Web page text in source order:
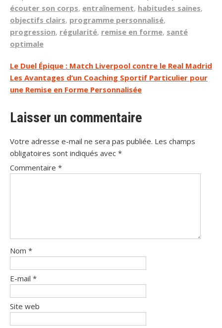
écouter son corps, entraînement, habitudes saines,
objectifs clairs, programme personnalisé,
progression, régularité, remise en forme, santé
optimale
Navigation
de
l’article
Le Duel Épique : Match Liverpool contre le Real Madrid
Les Avantages d’un Coaching Sportif Particulier pour
une Remise en Forme Personnalisée
Laisser un commentaire
Votre adresse e-mail ne sera pas publiée. Les champs
obligatoires sont indiqués avec *
Commentaire *
Nom *
E-mail *
Site web